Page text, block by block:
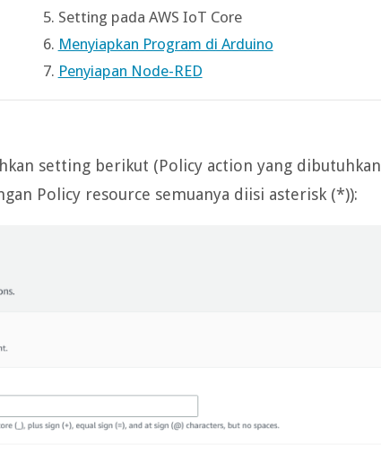
5. Setting pada AWS IoT Core
6. Menyiapkan Program di Arduino
7. Penyiapan Node-RED
setting berikut (Policy action yang dibutuhkan
Policy resource semuanya diisi asterisk (*)):